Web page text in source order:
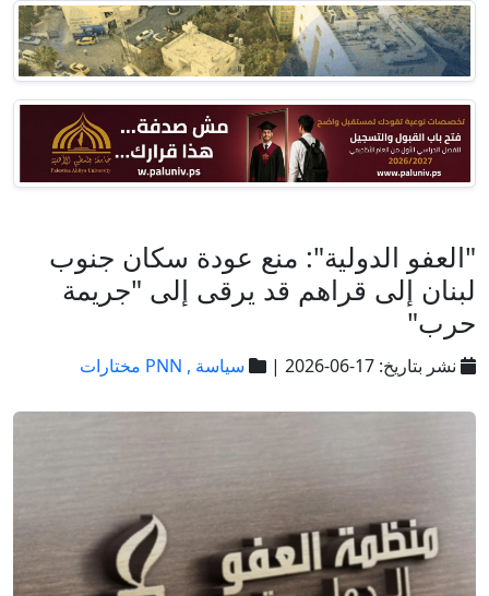
"العفو الدولية": منع عودة سكان جنوب
لبنان إلى قراهم قد يرقى إلى "جريمة
حرب"
نشر بتاريخ: 17-06-2026 | سياسة , PNN مختارات